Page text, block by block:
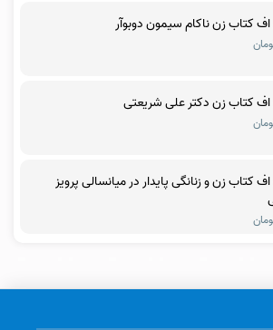
کتاب زن ناکام سیمون دوبوآر
کتاب زن دکتر علی شریعتی
کتاب زن و زنانگی پایدار در میانسالی پرویز